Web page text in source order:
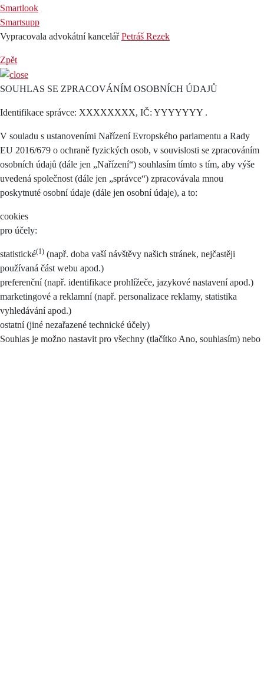
Smartlook
Smartsupp
Vypracovala advokátní kancelářPetráš Rezek
Zpět
SOUHLAS SE ZPRACOVÁNÍM OSOBNÍCH ÚDAJŮ
Identifikace správce: XXXXXXXX, IČ: YYYYYYY .
V souladu s ustanoveními Nařízení Evropského parlamentu a Rady
EU 2016/679 o ochraně fyzických osob, v souvislosti se zpracováním
osobních údajů (dále jen „Nařízení“) souhlasím tímto s tím, aby výše
uvedená společnost (dále jen „správce“) zpracovávala mnou
poskytnuté osobní údaje (dále jen osobní údaje), a to:
cookies
pro účely:
statistické(1) (např. doba vaší návštěvy našich stránek, nejčastěji
používaná část webu apod.)
preferenční (např. identifikace prohlížeče, jazykové nastavení apod.)
marketingové a reklamní (např. personalizace reklamy, statistika
vyhledávání apod.)
ostatní (jiné nezařazené technické účely)
Souhlas je možno nastavit pro všechny (tlačítko Ano, souhlasím) nebo